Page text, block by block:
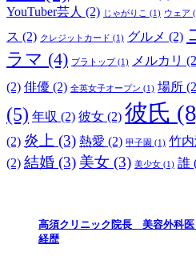
YouTuber芸人 (2) じゃがりこ (1) ウェア
ス (2) クレジットカード (1) グルメ (2)
ラマ (4) ブラトップ(1) メルカリ
(2) 俳優 (2) 全英女子オープン (1) 場所
(5) 年収 (2) 彼女 (2) 彼氏
(2) 炎上 (3) 熱愛 (2) 甲子園 (1) 竹
(2) 結婚 (3) 美女 (3) 美少女 (1) 誰
高須クリニック院長 美容外科
経歴